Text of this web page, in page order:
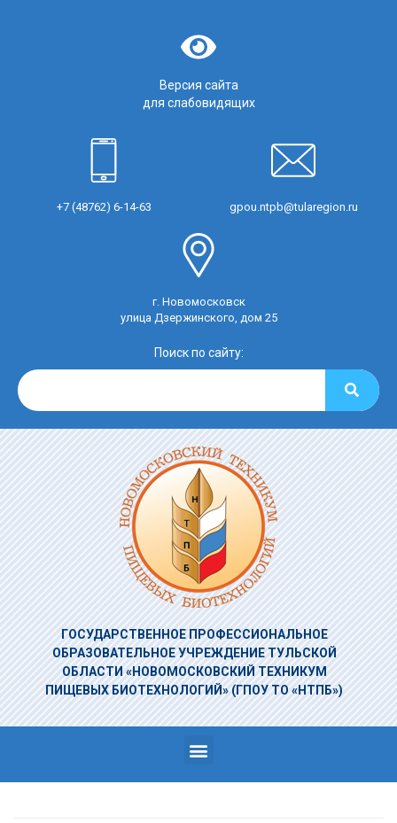
Версия сайта
для слабовидящих
+7 (48762) 6-14-63 gpou.ntpb@tularegion.ru
г. Новомосковск
улица Дзержинского, дом 25
Поиск по сайту:
ГОСУДАРСТВЕННОЕ ПРОФЕССИОНАЛЬНОЕ
ОБРАЗОВАТЕЛЬНОЕ УЧРЕЖДЕНИЕТУЛЬСКОЙ
ОБЛАСТИ «НОВОМОСКОВСКИЙ ТЕХНИКУМ
ПИЩЕВЫХ БИОТЕХНОЛОГИЙ» (ГПОУ ТО «НТПБ»)